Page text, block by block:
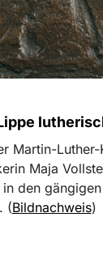
Martin-
Maja
den
(Bildnachweis)